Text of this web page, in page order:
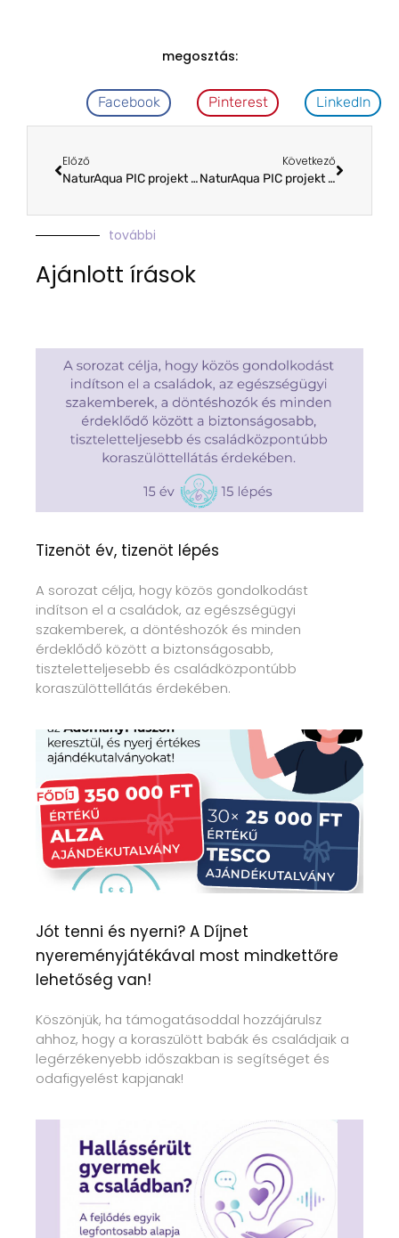
megosztás:
Facebook Pinterest LinkedIn
Előző
NaturAqua PIC projekt – Kiskunhalas
Következő
NaturAqua PIC projekt – Sopron
további
Ajánlott írások
Tizenöt év, tizenöt lépés
A sorozat célja, hogy közös gondolkodást
indítson el a családok, az egészségügyi
szakemberek, a döntéshozók és minden
érdeklődő között a biztonságosabb,
tiszteletteljesebb és családközpontúbb
koraszülöttellátás érdekében.
Jót tenni és nyerni? A Díjnet
nyereményjátékával most mindkettőre
lehetőség van!
Köszönjük, ha támogatásoddal hozzájárulsz
ahhoz, hogy a koraszülött babák és családjaik a
legérzékenyebb időszakban is segítséget és
odafigyelést kapjanak!